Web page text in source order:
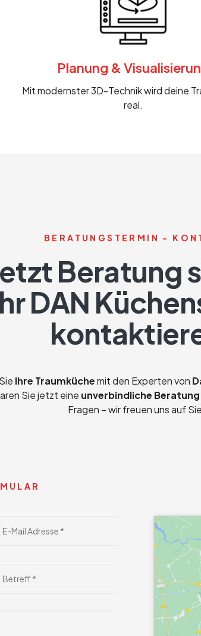
Planung &
Mit modernster 3D-Technik wird deine
real.
BERATUNGSTERMIN -
Beratung
DAN
Ihre Traumküchemit den Experten von
Sie jetzt eine unverbindliche Beratung
Fragen – wir freuen uns auf